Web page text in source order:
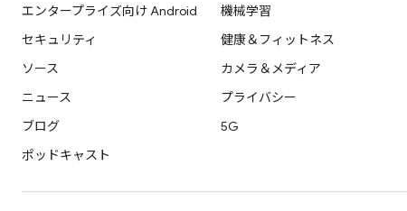
エンタープライズ向け Android
セキュリティ
ソース
ニュース
ブログ
ポッドキャスト
機械学習
健康＆フィットネス
カメラ＆メディア
プライバシー
5G